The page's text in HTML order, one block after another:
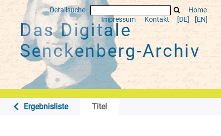
Detailsuche
Home
Impressum
Kontakt [DE] [EN]
Das Digitale
Senckenberg-Archiv
Ergebnisliste Titel